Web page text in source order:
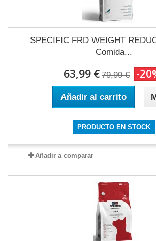
SPECIFIC FRD WEIGHT
Comida...
63,99 € 79,99 € -
Añadir al carrito
PRODUCTO EN STOCK
Añadir a comparar